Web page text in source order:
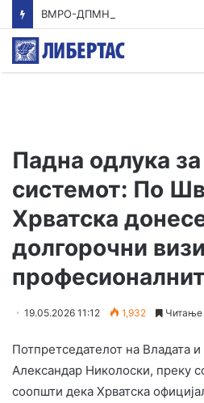
Падна одлука
системот: По
Хрватска
долгорочни
19.05.2026 11:12 1,932 Читање
Потпретседателот на Владата
Александар Николоски, преку
соопшти дека Хрватска